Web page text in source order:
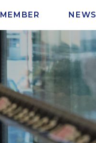
MEMBER NEWS